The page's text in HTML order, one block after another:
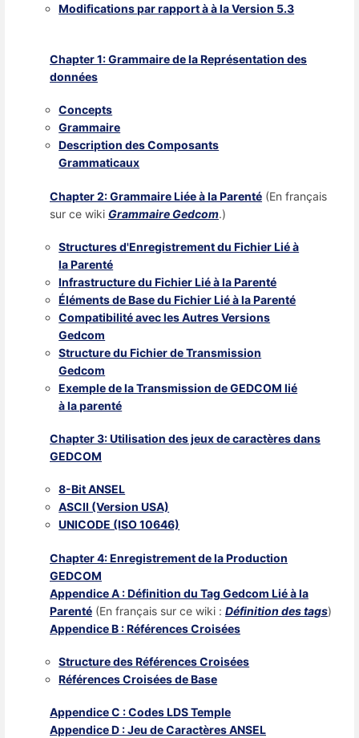
Modifications par rapport à à la Version 5.3
Chapter 1: Grammaire de la Représentation des
données
Concepts
Grammaire
Description des Composants
Grammaticaux
Chapter 2: Grammaire Liée à la Parenté (En français
sur ce wiki Grammaire Gedcom.)
Structures d'Enregistrement du Fichier Lié à
la Parenté
Infrastructure du Fichier Lié à la Parenté
Éléments de Base du Fichier Lié à la Parenté
Compatibilité avec les Autres Versions
Gedcom
Structure du Fichier de Transmission
Gedcom
Exemple de la Transmission de GEDCOM lié
à la parenté
Chapter 3: Utilisation des jeux de caractères dans
GEDCOM
8-Bit ANSEL
ASCII (Version USA)
UNICODE (ISO 10646)
Chapter 4: Enregistrement de la Production
GEDCOM
Appendice A : Définition du Tag Gedcom Lié à la
Parenté (En français sur ce wiki : Définition des tags)
Appendice B : Références Croisées
Structure des Références Croisées
Références Croisées de Base
Appendice C : Codes LDS Temple
Appendice D : Jeu de Caractères ANSEL